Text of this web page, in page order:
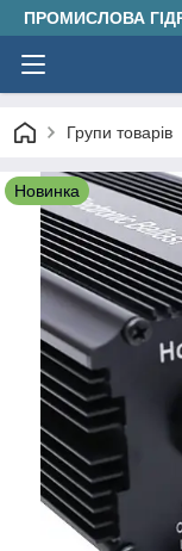
ПРОМИСЛОВА
Групи товарів
Новинка